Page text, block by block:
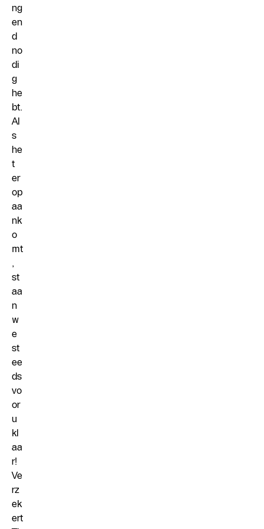
ng
en
d
no
di
g
he
bt.
Al
s
he
t
er
op
aa
nk
o
mt
,
st
aa
n
w
e
st
ee
ds
vo
or
u
kl
aa
r!
Ve
rz
ek
ert